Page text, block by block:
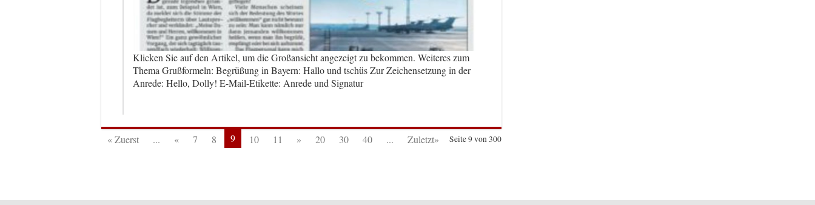
Klicken Sie auf den Artikel, um die Großansicht angezeigt zu bekommen. Weiteres zum
Thema Grußformeln: Begrüßung in Bayern: Hallo und tschüs Zur Zeichensetzung in der
Anrede: Hello, Dolly! E-Mail-Etikette: Anrede und Signatur
Seite 9 von 300
« Zuerst ... « 7 8 9 10 11 » 20 30 40 ... Zuletzt»